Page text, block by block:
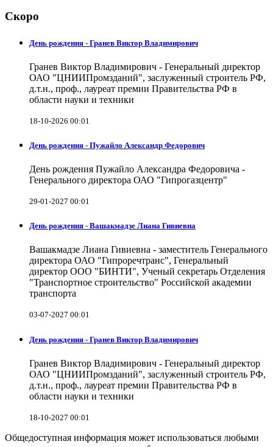
Скоро
День рождения - Гранев Виктор Владимирович
Гранев Виктор Владимирович - Генеральный директор
ОАО "ЦНИИПромзданий", заслуженный строитель РФ,
д.т.н., проф., лауреат премии Правительства РФ в
области науки и техники
18-10-2026 00:01
День рождения - Пужайло Александр Федорович
День рождения Пужайло Александра Федоровича -
Генерального директора ОАО "Гипрогазцентр"
29-01-2027 00:01
День рождения - Вашакмадзе Лиана Гивиевна
Вашакмадзе Лиана Гивиевна - заместитель Генерального
директора ОАО "Гипроречтранс", Генеральный
директор ООО "БИНТИ", Ученый секретарь Отделения
"Транспортное строительство" Российской академии
транспорта
03-07-2027 00:01
День рождения - Гранев Виктор Владимирович
Гранев Виктор Владимирович - Генеральный директор
ОАО "ЦНИИПромзданий", заслуженный строитель РФ,
д.т.н., проф., лауреат премии Правительства РФ в
области науки и техники
18-10-2027 00:01
Общедоступная информация может использоваться любыми